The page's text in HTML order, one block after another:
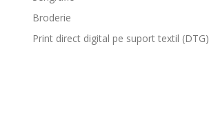
Broderie
Print direct digital pe suport textil (DTG)